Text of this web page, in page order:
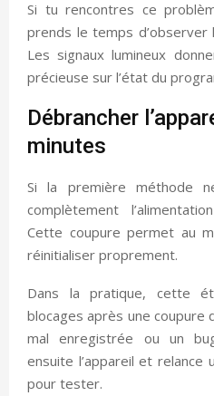
Si tu rencontres ce
prends le temps d’observer
Les signaux lumineux
précieuse sur l’état du
Débrancher
minutes
Si la première méthode
complètement
Cette coupure permet au
réinitialiser proprement.
Dans la pratique, cette
blocages après une coupure
mal enregistrée ou un
ensuite l’appareil et relance
pour tester.